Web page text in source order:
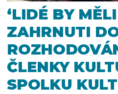
‘LIDÉ BY
ZAHRNUTI
ČLENKY
SPOLKU